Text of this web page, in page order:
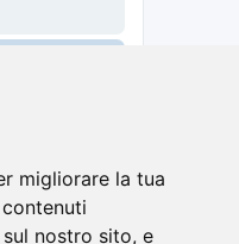
migliorare la tua
nostro sito, e